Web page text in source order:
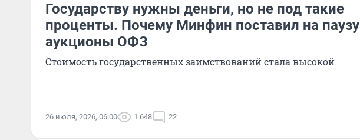
Государству нужны деньги, но не под такие
проценты. Почему Минфин поставил на паузу
аукционы ОФЗ
Стоимость государственных заимствований стала высокой
26 июля, 2026, 06:00 1 648 22